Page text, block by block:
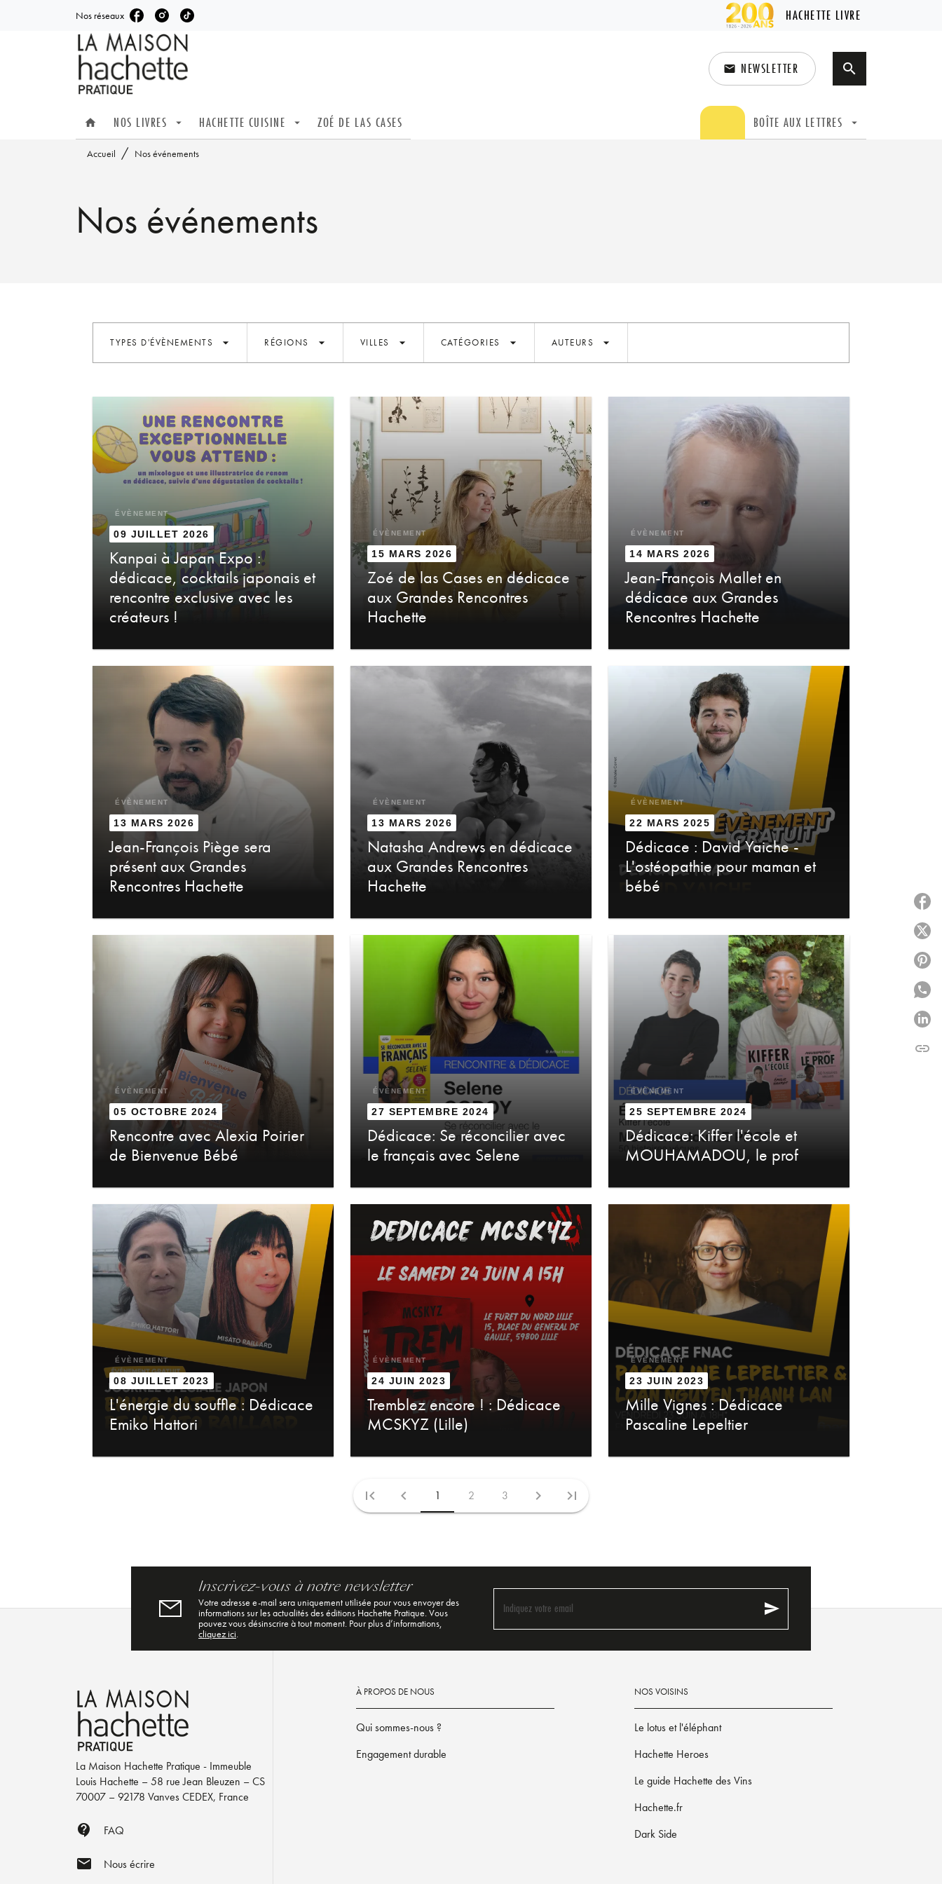
MENU RECHERCHE
Nos réseaux HACHETTE LIVRE
email NEWSLETTER search
home NOS LIVRES arrow_drop_down HACHETTE CUISINE arrow_drop_down ZOÉ DE LAS CASES BOÎTE AUX LETTRES arrow_drop_down
Accueil / Nos événements
Nos événements
TYPES D'ÉVÈNEMENTS arrow_drop_down RÉGIONS arrow_drop_down VILLES arrow_drop_down CATÉGORIES arrow_drop_down AUTEURS arrow_drop_down
ÉVÈNEMENT
09 JUILLET 2026
Kanpai à Japan Expo :
dédicace, cocktails japonais et
rencontre exclusive avec les
créateurs !
ÉVÈNEMENT
15 MARS 2026
Zoé de las Cases en dédicace
aux Grandes Rencontres
Hachette
ÉVÈNEMENT
14 MARS 2026
Jean-François Mallet en
dédicace aux Grandes
Rencontres Hachette
ÉVÈNEMENT
13 MARS 2026
Jean-François Piège sera
présent aux Grandes
Rencontres Hachette
ÉVÈNEMENT
13 MARS 2026
Natasha Andrews en dédicace
aux Grandes Rencontres
Hachette
ÉVÈNEMENT
22 MARS 2025
Dédicace : David Yaiche -
L'ostéopathie pour maman et
bébé
ÉVÈNEMENT
05 OCTOBRE 2024
Rencontre avec Alexia Poirier
de Bienvenue Bébé
ÉVÈNEMENT
27 SEPTEMBRE 2024
Dédicace: Se réconcilier avec
le français avec Selene
ÉVÈNEMENT
25 SEPTEMBRE 2024
Dédicace: Kiffer l'école et
MOUHAMADOU, le prof
ÉVÈNEMENT
08 JUILLET 2023
L'énergie du souffle : Dédicace
Emiko Hattori
ÉVÈNEMENT
24 JUIN 2023
Tremblez encore ! : Dédicace
MCSKYZ (Lille)
ÉVÈNEMENT
23 JUIN 2023
Mille Vignes : Dédicace
Pascaline Lepeltier
first_page chevron_left 1 2 3 chevron_right last_page
link
Inscrivez-vous à notre newsletter
Votre adresse e-mail sera uniquement utilisée pour vous envoyer des
informations sur les actualités des éditions Hachette Pratique. Vous
pouvez vous désinscrire à tout moment. Pour plus d’informations,
cliquez ici.
Indiquez votre email send
La Maison Hachette Pratique - Immeuble
Louis Hachette – 58 rue Jean Bleuzen – CS
70007 – 92178 Vanves CEDEX, France
contact_support FAQ
mail Nous écrire
À PROPOS DE NOUS
Qui sommes-nous ?
Engagement durable
NOS VOISINS
Le lotus et l'éléphant
Hachette Heroes
Le guide Hachette des Vins
Hachette.fr
Dark Side